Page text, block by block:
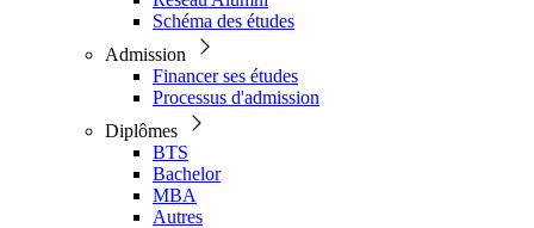
Schéma des études
Admission
Financer ses études
Processus d'admission
Diplômes
BTS
Bachelor
MBA
Autres